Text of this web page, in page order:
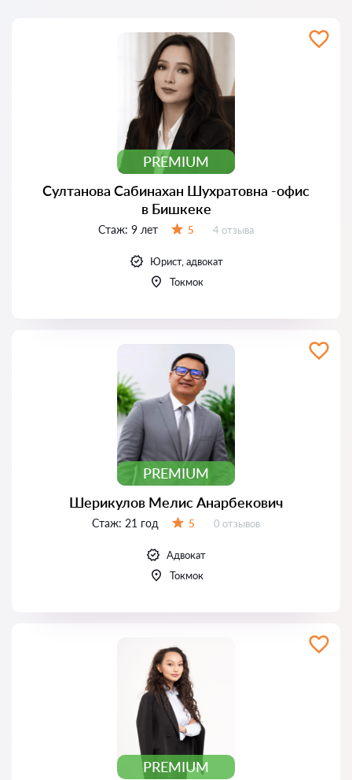
PREMIUM
Султанова Сабинахан Шухратовна -офис
в Бишкеке
Стаж: 9 лет 5 Отзывов:
4 отзыва
Юрист, адвокат
Токмок
PREMIUM
Шерикулов Мелис Анарбекович
Стаж: 21 год 5 Отзывов:
0 отзывов
Адвокат
Токмок
PREMIUM